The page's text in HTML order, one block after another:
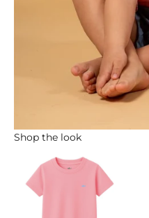
Shop the look